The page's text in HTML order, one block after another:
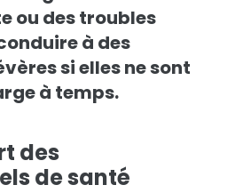
ou des troubles
à des
si elles ne sont
à temps.
des
de santé